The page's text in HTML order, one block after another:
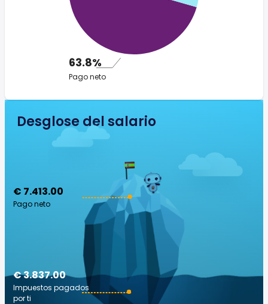
63.8%
Pago neto
Desglose del salario
€ 7.413.00
Pago neto
€ 3.837.00
Impuestos pagados
por ti